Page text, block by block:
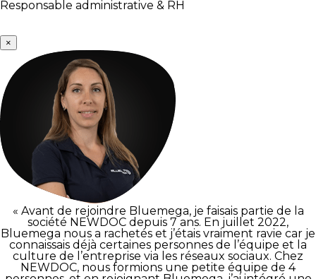
Responsable administrative & RH
×
« Avant de rejoindre Bluemega, je faisais partie de la
société NEWDOC depuis 7 ans. En juillet 2022,
Bluemega nous a rachetés et j’étais vraiment ravie car je
connaissais déjà certaines personnes de l’équipe et la
culture de l’entreprise via les réseaux sociaux. Chez
NEWDOC, nous formions une petite équipe de 4